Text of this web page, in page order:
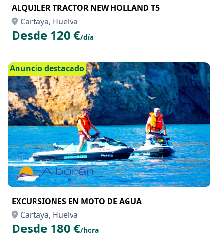
ALQUILER TRACTOR NEW HOLLAND T5
Cartaya, Huelva
Desde 120 €/día
Anuncio destacado
EXCURSIONES EN MOTO DE AGUA
Cartaya, Huelva
Desde 180 €/hora